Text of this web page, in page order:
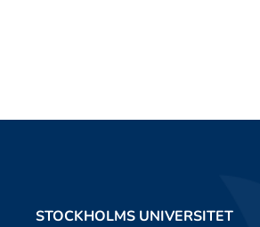
STOCKHOLMS UNIVERSITET